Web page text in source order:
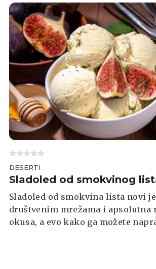
jogurtu, u preljev za salate ili u
možete ga razrijediti s vodom i
DESERTI
Sladoled od smokvinog
Sladoled od smokvina lista novi
društvenim mrežama i apsolutna
okusa, a evo kako ga možete